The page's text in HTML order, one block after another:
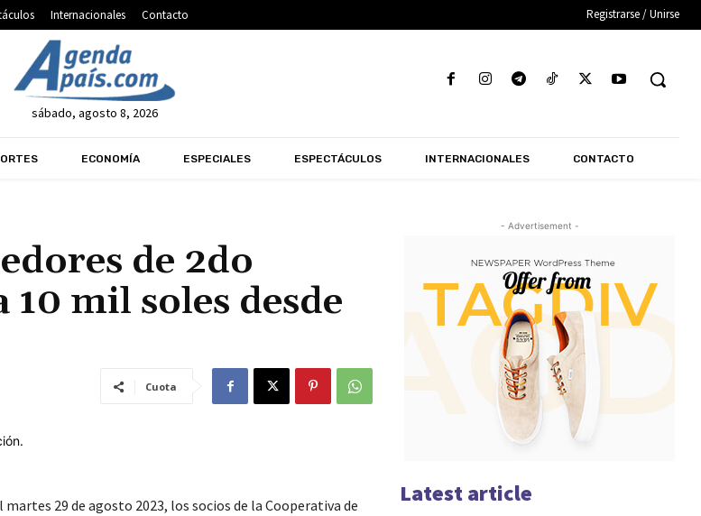
Internacionales Contacto Registrarse / Unirse
sábado, agosto 8, 2026
ECONOMÍA ESPECIALES ESPECTÁCULOS INTERNACIONALES CONTACTO
de 2do
mil soles desde
Cuota
martes 29 de agosto 2023, los socios de la Cooperativa de
- Advertisement -
Latest article